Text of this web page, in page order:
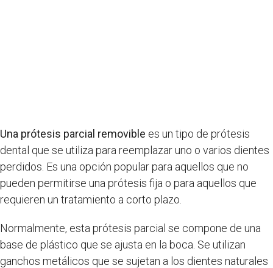
Una prótesis parcial removible es un tipo de prótesis
dental que se utiliza para reemplazar uno o varios dientes
perdidos. Es una opción popular para aquellos que no
pueden permitirse una prótesis fija o para aquellos que
requieren un tratamiento a corto plazo.
Normalmente, esta prótesis parcial se compone de una
base de plástico que se ajusta en la boca. Se utilizan
ganchos metálicos que se sujetan a los dientes naturales